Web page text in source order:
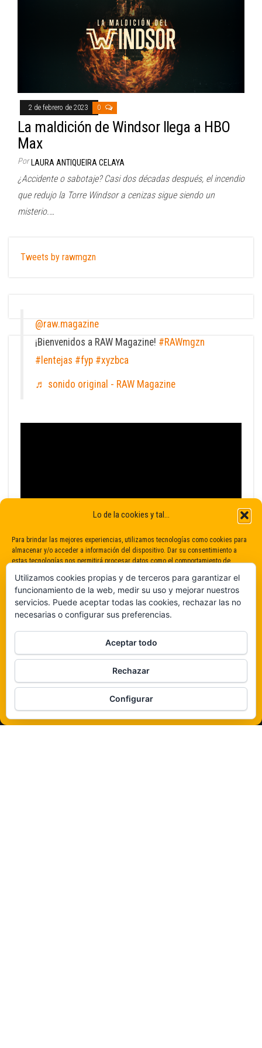
Lo de la cookies y tal...
Para brindar las mejores experiencias, utilizamos tecnologías como cookies para
almacenar y/o acceder a información del dispositivo. Dar su consentimiento a
estas tecnologías nos permitirá procesar datos como el comportamiento de
consentimiento puede afectar negativamente a determinadas características y
funciones.
De ninguna manera
Veámos que hay aquí
Política de cookies
2 de febrero de 2023 0
La maldición de Windsor llega a HBO
Max
Por LAURA ANTIQUEIRA CELAYA
¿Accidente o sabotaje? Casi dos décadas después, el incendio
que redujo la Torre Windsor a cenizas sigue siendo un
misterio.…
Tweets by rawmgzn
@raw.magazine
¡Bienvenidos a RAW Magazine! #RAWmgzn
#lentejas #fyp #xyzbca
♬ sonido original - RAW Magazine
Funciona gracias aWordPress |Tema:Envo Magazine
Utilizamos cookies propias y de terceros para garantizar el
funcionamiento de la web, medir su uso y mejorar nuestros
servicios. Puede aceptar todas las cookies, rechazar las no
necesarias o configurar sus preferencias.
Aceptar todo
Rechazar
Configurar